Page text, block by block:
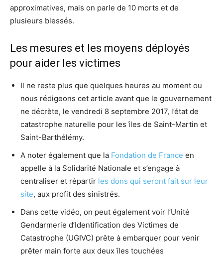
approximatives, mais on parle de 10 morts et de
plusieurs blessés.
Les mesures et les moyens déployés
pour aider les victimes
Il ne reste plus que quelques heures au moment ou
nous rédigeons cet article avant que le gouvernement
ne décrète, le vendredi 8 septembre 2017, l’état de
catastrophe naturelle pour les îles de Saint-Martin et
Saint-Barthélémy.
A noter également que la Fondation de France en
appelle à la Solidarité Nationale et s’engage à
centraliser et répartir les dons qui seront fait sur leur
site, aux profit des sinistrés.
Dans cette vidéo, on peut également voir l’Unité
Gendarmerie d’Identification des Victimes de
Catastrophe (UGIVC) prête à embarquer pour venir
prêter main forte aux deux îles touchées